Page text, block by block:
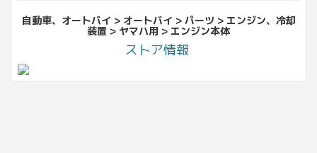
自動車、オートバイ > オートバイ > パーツ > エンジン、冷却
装置 > ヤマハ用 > エンジン本体
ストア情報